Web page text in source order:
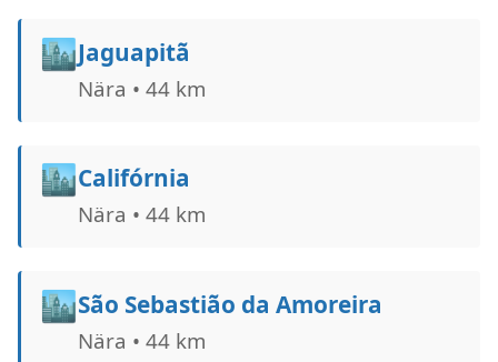
🏙️Jaguapitã
Nära • 44 km
🏙️Califórnia
Nära • 44 km
🏙️São Sebastião da Amoreira
Nära • 44 km